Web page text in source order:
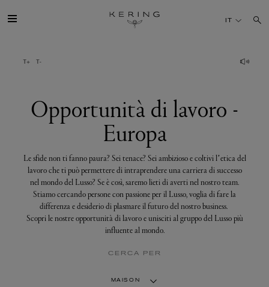
lavoro
SOSTENIBILITÀ
FINANCE
MEDIA
IT
Opportunità di lavoro -
Europa
Le sfide non ti fanno paura? Sei tenace? Sei ambizioso e coltivi l’etica del
lavoro che ti può permettere di intraprendere una carriera di successo
nel mondo del Lusso? Se è così, saremo lieti di averti nel nostro team.
Stiamo cercando persone con passione per il Lusso, voglia di fare la
differenza e desiderio di plasmare il futuro del nostro business.
Scopri le nostre opportunità di lavoro e unisciti al gruppo del Lusso più
influente al mondo.
CERCA PER
MAISON